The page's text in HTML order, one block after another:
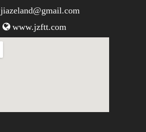
jiazeland@gmail.com
www.jzftt.com